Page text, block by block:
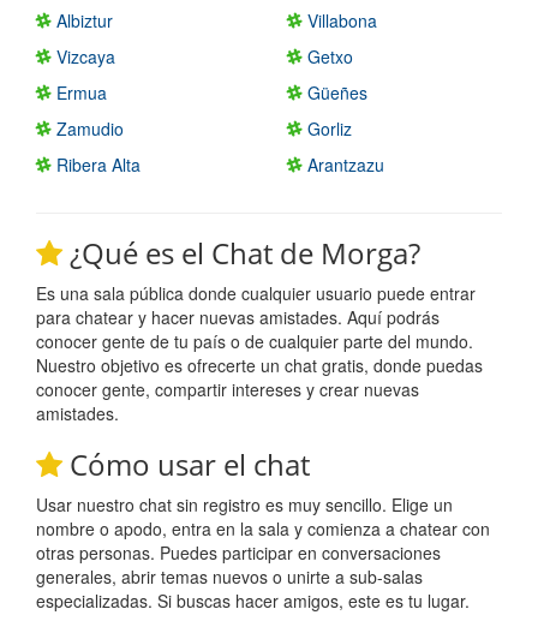
Albiztur
Villabona
Vizcaya
Getxo
Ermua
Güeñes
Zamudio
Gorliz
Ribera Alta
Arantzazu
¿Qué es el Chat de Morga?
Es una sala pública donde cualquier usuario puede entrar
para chatear y hacer nuevas amistades. Aquí podrás
conocer gente de tu país o de cualquier parte del mundo.
Nuestro objetivo es ofrecerte un chat gratis, donde puedas
conocer gente, compartir intereses y crear nuevas
amistades.
Cómo usar el chat
Usar nuestro chat sin registro es muy sencillo. Elige un
nombre o apodo, entra en la sala y comienza a chatear con
otras personas. Puedes participar en conversaciones
generales, abrir temas nuevos o unirte a sub-salas
especializadas. Si buscas hacer amigos, este es tu lugar.